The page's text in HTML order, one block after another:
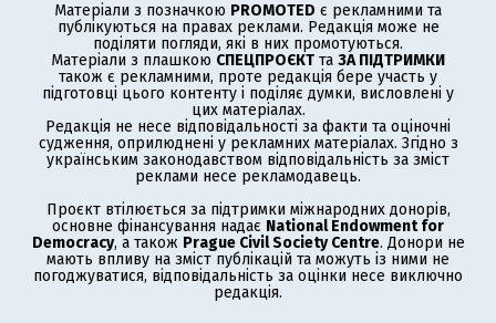
Матеріали з позначкою PROMOTED є рекламними та
публікуються на правах реклами. Редакція може не
поділяти погляди, які в них промотуються.
Матеріали з плашкою СПЕЦПРОЄКТ та ЗА ПІДТРИМКИ
також є рекламними, проте редакція бере участь у
підготовці цього контенту і поділяє думки, висловлені у
цих матеріалах.
Редакція не несе відповідальності за факти та оціночні
судження, оприлюднені у рекламних матеріалах. Згідно з
українським законодавством відповідальність за зміст
реклами несе рекламодавець.
Проєкт втілюється за підтримки міжнародних донорів,
основне фінансування надає National Endowment for
Democracy, а також Prague Civil Society Centre. Донори не
мають впливу на зміст публікацій та можуть із ними не
погоджуватися, відповідальність за оцінки несе виключно
редакція.